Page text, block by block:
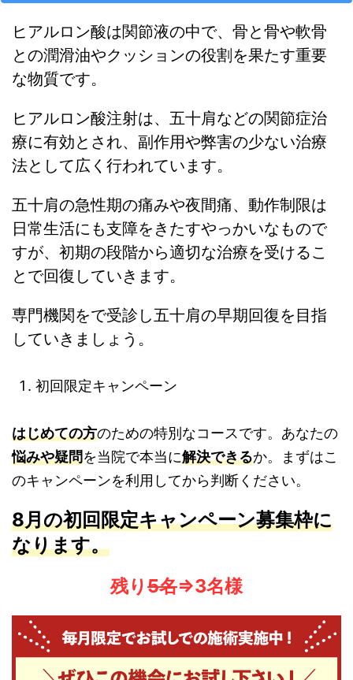
ヒアルロン酸は関節液の中で、骨と骨や軟骨
との潤滑油やクッションの役割を果たす重要
な物質です。
ヒアルロン酸注射は、五十肩などの関節症治
療に有効とされ、副作用や弊害の少ない治療
法として広く行われています。
五十肩の急性期の痛みや夜間痛、動作制限は
日常生活にも支障をきたすやっかいなもので
すが、初期の段階から適切な治療を受けるこ
とで回復していきます。
専門機関をで受診し五十肩の早期回復を目指
していきましょう。
初回限定キャンペーン
はじめての方のための特別なコースです。あなたの
悩みや疑問を当院で本当に解決できるか。まずはこ
のキャンペーンを利用してから判断ください。
8月の初回限定キャンペーン募集枠に
なります。
残り 5名⇒3名様